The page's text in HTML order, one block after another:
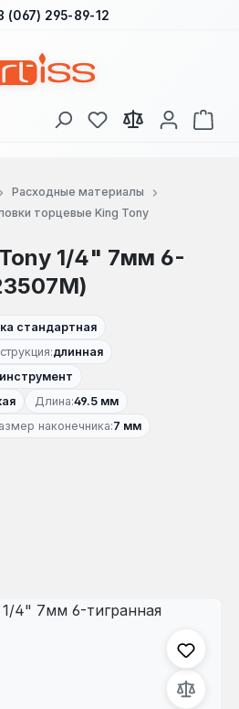
содержанию
(067) 295-89-12
У вас есть товары
В
Расходные материалы
торцевые King Tony
1/4" 7мм 6-
стандартная
длинная
Длина:49.5 мм
наконечника:7 мм
изображений